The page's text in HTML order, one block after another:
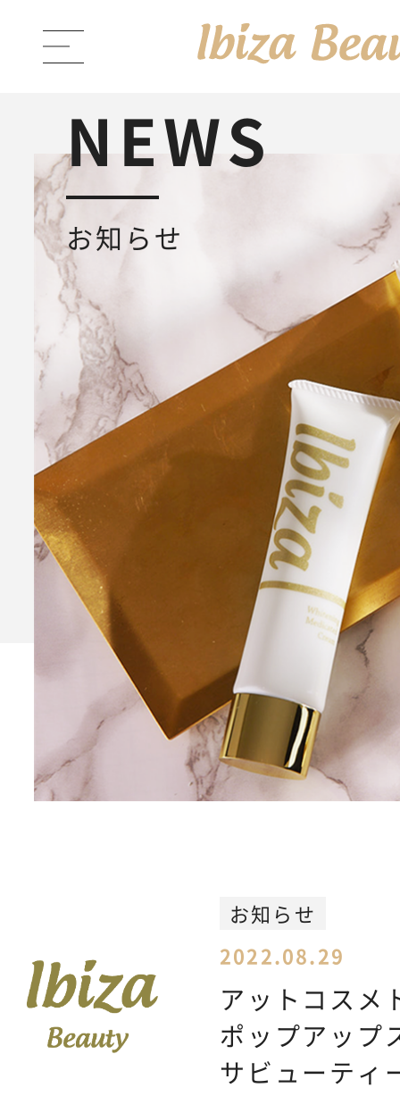
ABOUT Ibiza Beauty ブラ
CONTENTS コンテンツサイト
ボディケア
NEWSお知らせ
SHOPPING GUIDEショッピ
PRODUCTS 商品一覧
Ibiza Cream薬用イビサク
Ibiza Serum Pro薬用イビ
Ibiza Soap 薬用イビサソープ
Ibiza Deodorant薬用イ
Ibiza Body Scrub薬用イ
Ibiza Hair Removal
薬用イビサヘアーリムーバルクリ
NEWS
お知らせ
お知らせ
2022.08.29
アットコスメ
ポップアップ
サビューティ